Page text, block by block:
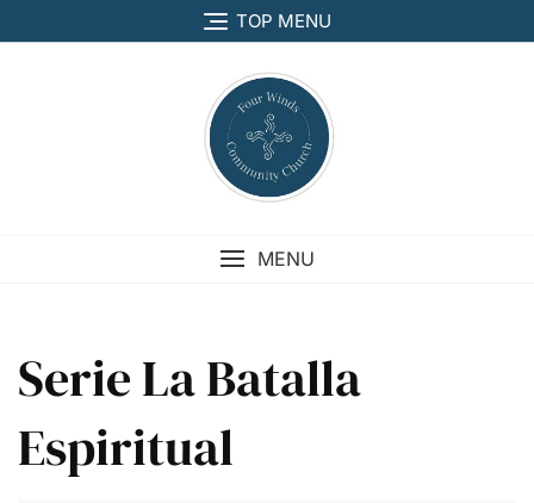
to
TOP MENU
MENU
Serie La Batalla
Espiritual